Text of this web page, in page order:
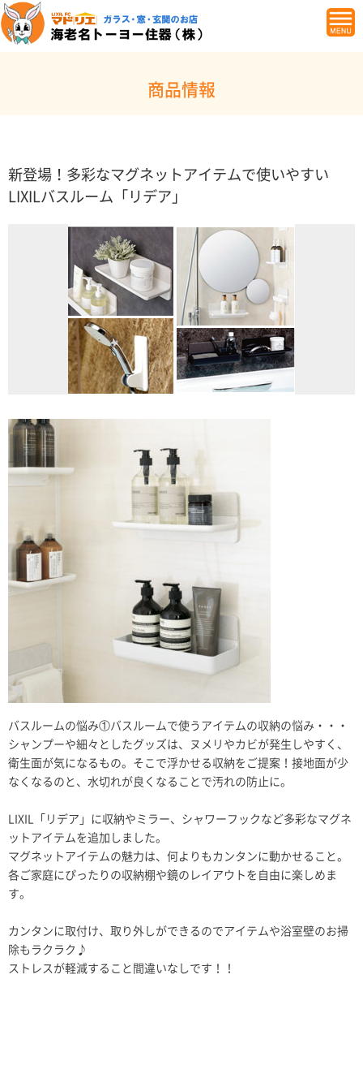
商品情報
新登場！多彩なマグネットアイテムで使いやすい
LIXILバスルーム「リデア」
バスルームの悩み①バスルームで使うアイテムの収納の悩み・・・
シャンプーや細々としたグッズは、ヌメリやカビが発生しやすく、
衛生面が気になるもの。そこで浮かせる収納をご提案！接地面が少
なくなるのと、水切れが良くなることで汚れの防止に。
LIXIL「リデア」に収納やミラー、シャワーフックなど多彩なマグネ
ットアイテムを追加しました。
マグネットアイテムの魅力は、何よりもカンタンに動かせること。
各ご家庭にぴったりの収納棚や鏡のレイアウトを自由に楽しめま
す。
カンタンに取付け、取り外しができるのでアイテムや浴室壁のお掃
除もラクラク♪
ストレスが軽減すること間違いなしです！！